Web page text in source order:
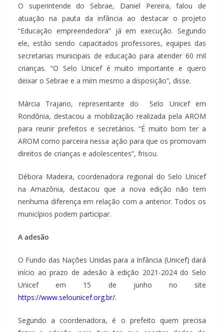
O superintende do Sebrae, Daniel Pereira, falou de
atuação na pauta da infância ao destacar o projeto
“Educação empreendedora” já em execução. Segundo
ele, estão sendo capacitados professores, equipes das
secretarias municipais de educação para atender 60 mil
crianças. “O Selo Unicef é muito importante e quero
deixar o Sebrae e a mim mesmo a disposição”, disse.
Márcia Trajano, representante do Selo Unicef em
Rondônia, destacou a mobilização realizada pela AROM
para reunir prefeitos e secretários. “É muito bom ter a
AROM como parceira nessa ação para que os promovam
direitos de crianças e adolescentes”, frisou.
Débora Madeira, coordenadora regional do Selo Unicef
na Amazônia, destacou que a nova edição não tem
nenhuma diferença em relação com a anterior. Todos os
municípios podem participar.
A adesão
O Fundo das Nações Unidas para a Infância (Unicef) dará
início ao prazo de adesão à edição 2021-2024 do Selo
Unicef em 15 de junho no site
https://www.selounicef.org.br/.
Segundo a coordenadora, é o prefeito quem precisa